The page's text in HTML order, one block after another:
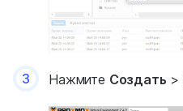
3 Нажмите Создать >